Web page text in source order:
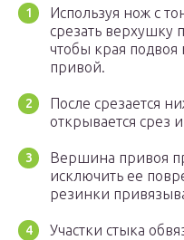
Используя нож с
срезать верхушку
чтобы края подвоя
привой.
После срезается
открывается срез
Вершина привоя
исключить ее
резинки
Участки стыка